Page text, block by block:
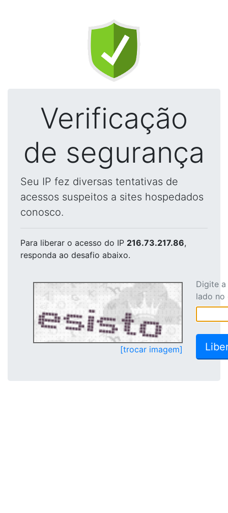
Verificação
de segurança
Seu IP fez diversas tentativas de
acessos suspeitos a sites hospedados
conosco.
Para liberar o acesso do IP 216.73.217.86,
responda ao desafio abaixo.
[trocar imagem]
Digite
lado no